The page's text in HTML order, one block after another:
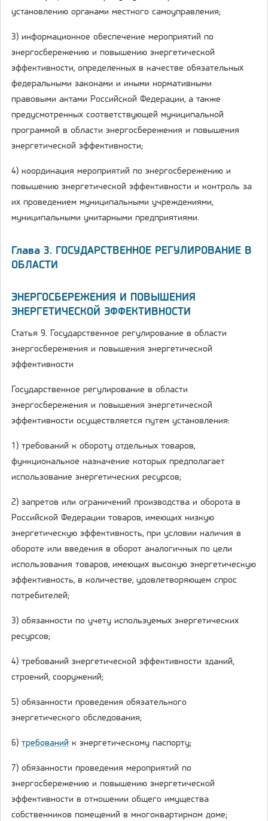
установлению органами местного самоуправления;
3) информационное обеспечение мероприятий по
энергосбережению и повышению энергетической
эффективности, определенных в качестве обязательных
федеральными законами и иными нормативными
правовыми актами Российской Федерации, а также
предусмотренных соответствующей муниципальной
программой в области энергосбережения и повышения
энергетической эффективности;
4) координация мероприятий по энергосбережению и
повышению энергетической эффективности и контроль за
их проведением муниципальными учреждениями,
муниципальными унитарными предприятиями.
Глава 3. ГОСУДАРСТВЕННОЕ РЕГУЛИРОВАНИЕ В
ОБЛАСТИ
ЭНЕРГОСБЕРЕЖЕНИЯ И ПОВЫШЕНИЯ
ЭНЕРГЕТИЧЕСКОЙ ЭФФЕКТИВНОСТИ
Статья 9. Государственное регулирование в области
энергосбережения и повышения энергетической
эффективности
Государственное регулирование в области
энергосбережения и повышения энергетической
эффективности осуществляется путем установления:
1) требований к обороту отдельных товаров,
функциональное назначение которых предполагает
использование энергетических ресурсов;
2) запретов или ограничений производства и оборота в
Российской Федерации товаров, имеющих низкую
энергетическую эффективность, при условии наличия в
обороте или введения в оборот аналогичных по цели
использования товаров, имеющих высокую энергетическую
эффективность, в количестве, удовлетворяющем спрос
потребителей;
3) обязанности по учету используемых энергетических
ресурсов;
4) требований энергетической эффективности зданий,
строений, сооружений;
5) обязанности проведения обязательного
энергетического обследования;
6) требований к энергетическому паспорту;
7) обязанности проведения мероприятий по
энергосбережению и повышению энергетической
эффективности в отношении общего имущества
собственников помещений в многоквартирном доме;